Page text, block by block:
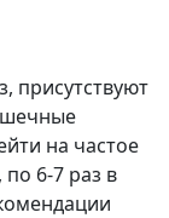
присутствуют
на частое
6-7 раз в